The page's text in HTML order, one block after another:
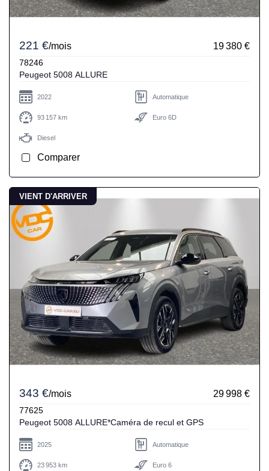
221 €/mois 19 380 €
78246
Peugeot 5008 ALLURE
2022 Automatique
93 157 km Euro 6D
Diesel
Comparer
VIENT D'ARRIVER
343 €/mois 29 998 €
77625
Peugeot 5008 ALLURE*Caméra de recul et GPS
2025 Automatique
23 953 km Euro 6